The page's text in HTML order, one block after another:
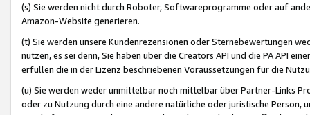
(s) Sie werden nicht durch Roboter, Softwareprogramme oder auf
Amazon-Website generieren.
(t) Sie werden unsere Kundenrezensionen oder Sternebewertungen
nutzen, es sei denn, Sie haben über die Creators API und die PA API
erfüllen die in der Lizenz beschriebenen Voraussetzungen für die
(u) Sie werden weder unmittelbar noch mittelbar über Partner-Links
oder zu Nutzung durch eine andere natürliche oder juristische